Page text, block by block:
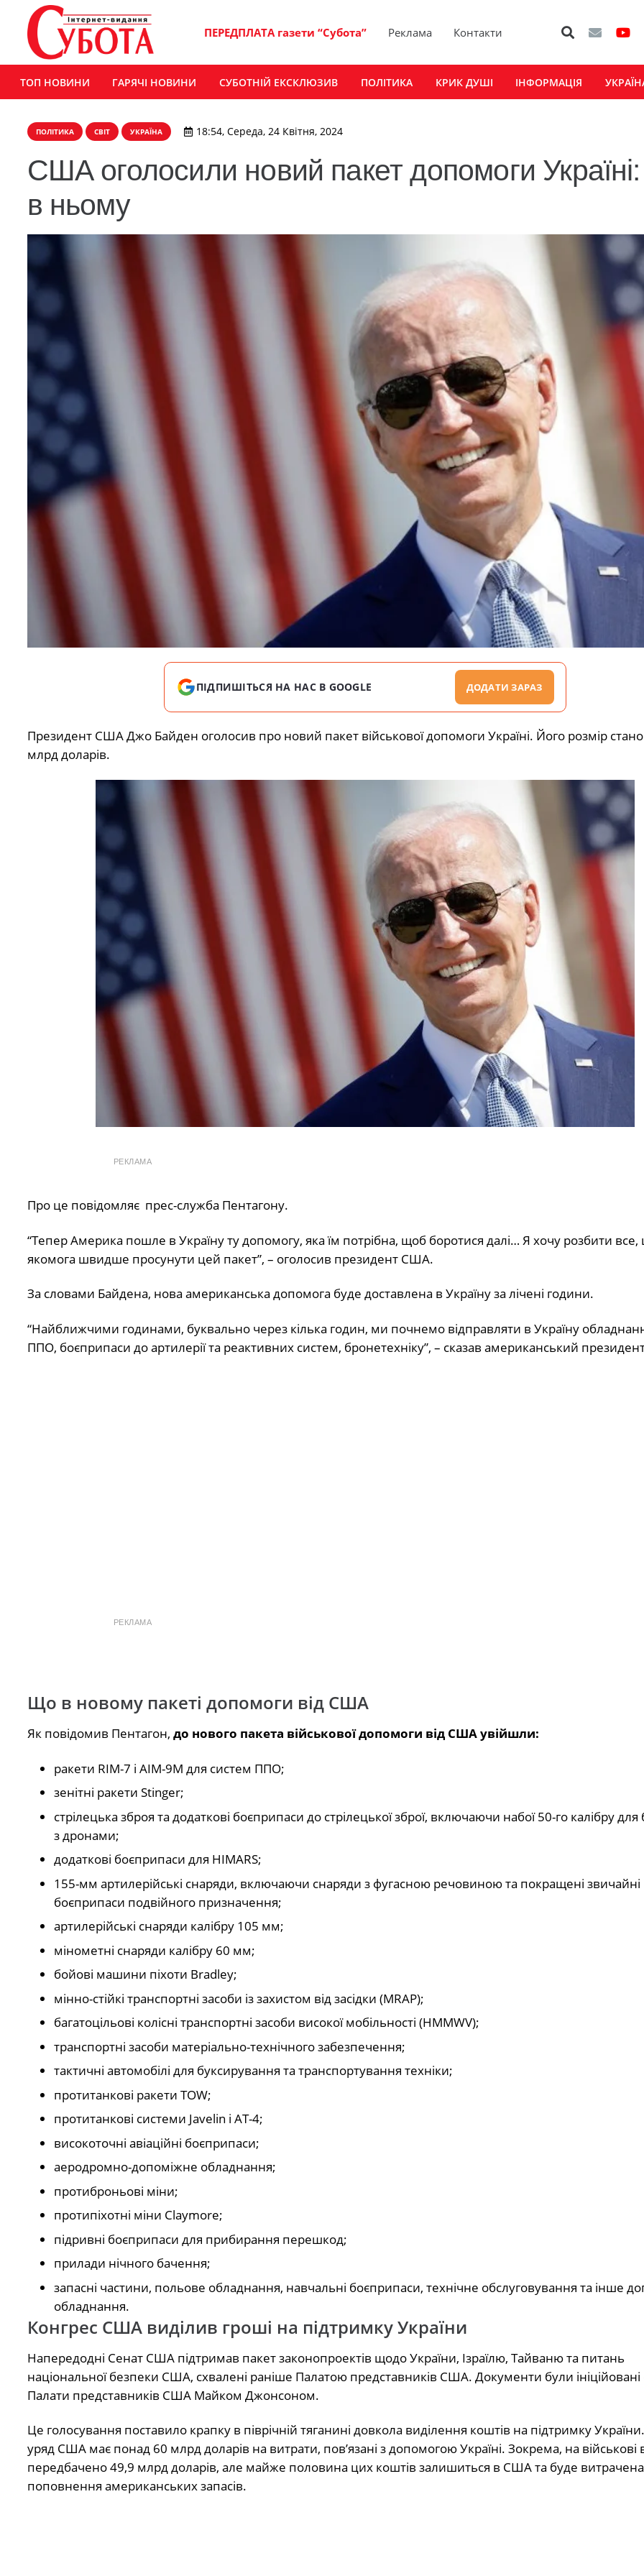
ПЕРЕДПЛАТА газети “Субота” Реклама Контакти
ТОП НОВИНИ ГАРЯЧІ НОВИНИ СУБОТНІЙ ЕКСКЛЮЗИВ ПОЛІТИКА КРИК ДУШІ ІНФОРМАЦІЯ
ПОЛІТИКА СВІТ УКРАЇНА 18:54, Середа, 24 Квітня, 2024
США оголосили новий пакет допомоги
в ньому
ПІДПИШІТЬСЯ НА НАС В GOOGLE ДОДАТИ ЗАРАЗ
Президент США Джо Байден оголосив про новий пакет військової допомоги Україні. Його розмір
млрд доларів.
РЕКЛАМА
Про це повідомляє прес-служба Пентагону.
“Тепер Америка пошле в Україну ту допомогу, яка їм потрібна, щоб боротися далі… Я хочу розбити
якомога швидше просунути цей пакет”, – оголосив президент США.
За словами Байдена, нова американська допомога буде доставлена в Україну за лічені години.
“Найближчими годинами, буквально через кілька годин, ми почнемо відправляти в Україну
ППО, боєприпаси до артилерії та реактивних систем, бронетехніку”, – сказав американський
РЕКЛАМА
Що в новому пакеті допомоги від США
Як повідомив Пентагон, до нового пакета військової допомоги від США увійшли:
ракети RIM-7 і AIM-9M для систем ППО;
зенітні ракети Stinger;
стрілецька зброя та додаткові боєприпаси до стрілецької зброї, включаючи набої 50-го калібру
з дронами;
додаткові боєприпаси для HIMARS;
155-мм артилерійські снаряди, включаючи снаряди з фугасною речовиною та покращені звичайні
боєприпаси подвійного призначення;
артилерійські снаряди калібру 105 мм;
мінометні снаряди калібру 60 мм;
бойові машини піхоти Bradley;
мінно-стійкі транспортні засоби із захистом від засідки (MRAP);
багатоцільові колісні транспортні засоби високої мобільності (HMMWV);
транспортні засоби матеріально-технічного забезпечення;
тактичні автомобілі для буксирування та транспортування техніки;
протитанкові ракети TOW;
протитанкові системи Javelin і AT-4;
високоточні авіаційні боєприпаси;
аеродромно-допоміжне обладнання;
протиброньові міни;
протипіхотні міни Claymore;
підривні боєприпаси для прибирання перешкод;
прилади нічного бачення;
запасні частини, польове обладнання, навчальні боєприпаси, технічне обслуговування та інше
обладнання.
Конгрес США виділив гроші на підтримку України
Напередодні Сенат США підтримав пакет законопроектів щодо України, Ізраїлю, Тайваню та питань
національної безпеки США, схвалені раніше Палатою представників США. Документи були ініційовані
Палати представників США Майком Джонсоном.
Це голосування поставило крапку в піврічній тяганині довкола виділення коштів на підтримку
уряд США має понад 60 млрд доларів на витрати, пов’язані з допомогою Україні. Зокрема, на військові
передбачено 49,9 млрд доларів, але майже половина цих коштів залишиться в США та буде
поповнення американських запасів.